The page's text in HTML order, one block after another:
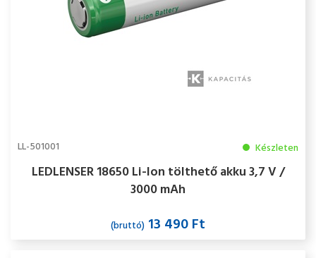
LL-501001 Készleten
LEDLENSER 18650 Li-Ion tölthető akku 3,7 V /
3000 mAh
(bruttó) 13 490 Ft